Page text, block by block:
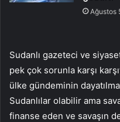
Ağustos
Sudanlı gazeteci ve
pek çok sorunla karşı
ülke gündeminin
Sudanlılar olabilir ama
finanse eden ve savaşın